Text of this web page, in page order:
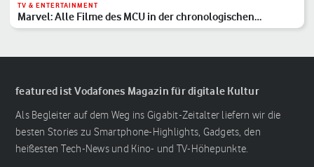
TV & ENTERTAINMENT
Marvel: Alle Filme des MCU in der chronologischen
Reihenfolge
featured ist Vodafones Magazin für digitale Kultur
Als Begleiter auf dem Weg ins Gigabit-Zeitalter liefern wir die
besten Stories zu Smartphone-Highlights, Gadgets, den
heißesten Tech-News und Kino- und TV-Höhepunkte.